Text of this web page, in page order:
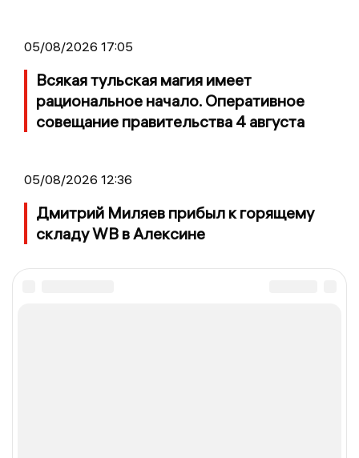
05/08/2026 17:05
Всякая тульская магия имеет
рациональное начало. Оперативное
совещание правительства 4 августа
05/08/2026 12:36
Дмитрий Миляев прибыл к горящему
складу WB в Алексине